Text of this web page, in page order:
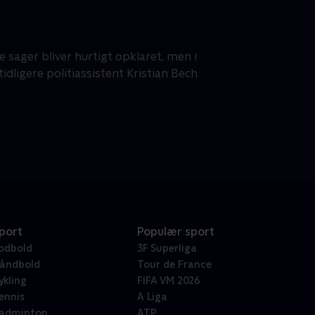
sager bliver hurtigt opklaret, men i
politiassistent Kristian Bech
Populær sport
3F Superliga
Tour de France
FIFA VM 2026
A Liga